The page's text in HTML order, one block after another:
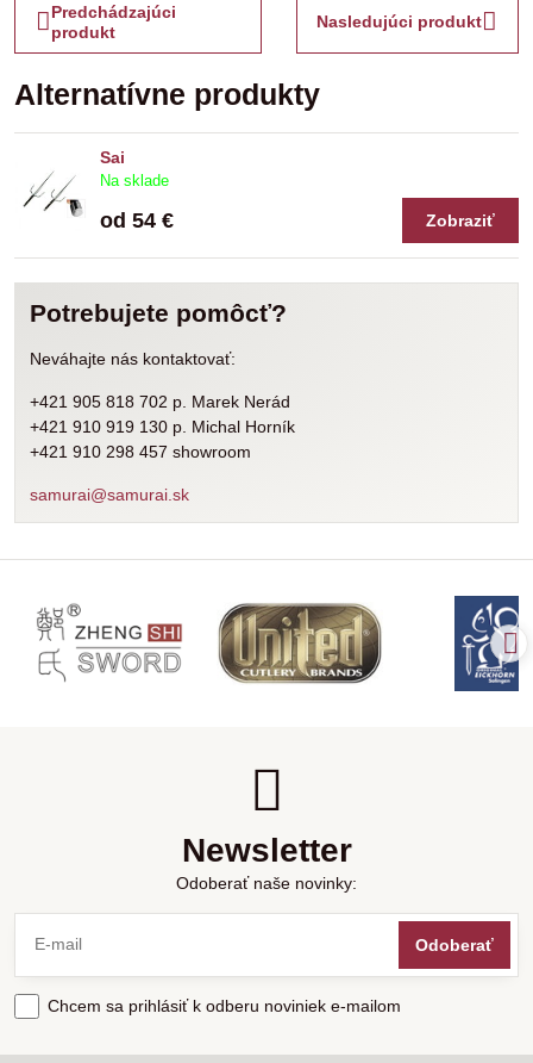
Predchádzajúci
produkt
Nasledujúci produkt
Alternatívne produkty
Sai
Na sklade
od 54 € Zobraziť
Potrebujete pomôcť?
Neváhajte nás kontaktovať:
+421 905 818 702 p. Marek Nerád
+421 910 919 130 p. Michal Horník
+421 910 298 457 showroom
samurai@samurai.sk
Newsletter
Odoberať naše novinky:
Odoberať
Chcem sa prihlásiť k odberu noviniek e-mailom